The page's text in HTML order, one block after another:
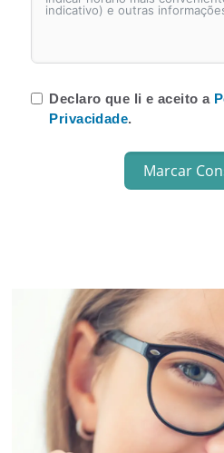
Declaro que li e aceito a
Privacidade.
Marcar